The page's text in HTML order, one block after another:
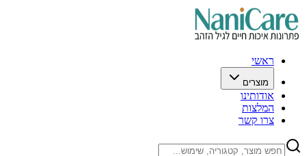
ראשי
מוצרים
אודותינו
המלצות
צרו קשר